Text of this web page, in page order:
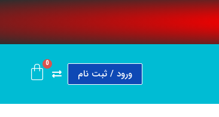
0
ورود / ثبت نام